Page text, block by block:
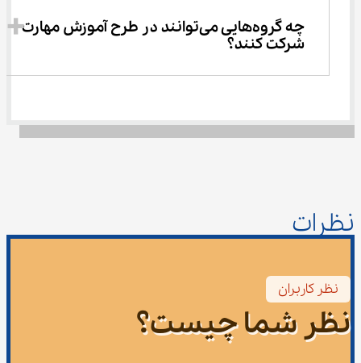
چه گروه‌هایی می‌توانند در طرح آموزش مهارت
شرکت کنند؟
نظرات
نظر کاربران
نظر شما چیست؟